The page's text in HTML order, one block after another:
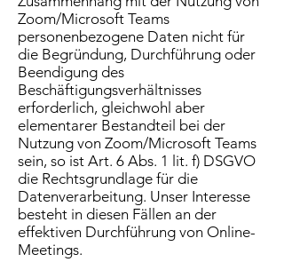
Zoom/Microsoft Teams
personenbezogene Daten nicht für
die Begründung, Durchführung oder
Beendigung des
Beschäftigungsverhältnisses
erforderlich, gleichwohl aber
elementarer Bestandteil bei der
Nutzung von Zoom/Microsoft Teams
sein, so ist Art. 6 Abs. 1 lit. f) DSGVO
die Rechtsgrundlage für die
Datenverarbeitung. Unser Interesse
besteht in diesen Fällen an der
effektiven Durchführung von Online-
Meetings.